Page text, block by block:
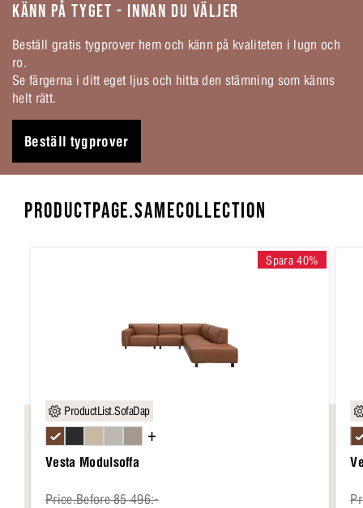
KÄNN PÅ TYGET - INNAN DU VÄLJER
Beställ gratis tygprover hem och känn på kvaliteten i lugn och
ro.
Se färgerna i ditt eget ljus och hitta den stämning som känns
helt rätt.
Beställ tygprover
PRODUCTPAGE.SAMECOLLECTION
Spara 40%
ProductList.SofaDap
Vesta Modulsoffa
Price.Before 85 496:-
+